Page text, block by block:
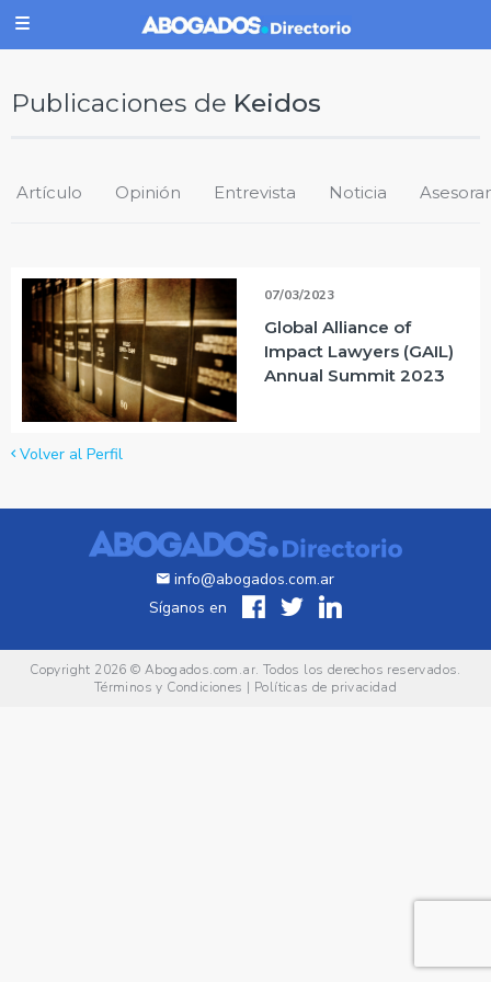
Publicaciones de Keidos
Artículo Opinión Entrevista Noticia
07/03/2023
Global Alliance of
Impact Lawyers (GAIL)
Annual Summit 2023
Volver al Perfil
info@abogados.com.ar
Síganos en
Copyright 2026 © Abogados.com.ar. Todos los derechos reservados.
Términos y Condiciones | Políticas de privacidad